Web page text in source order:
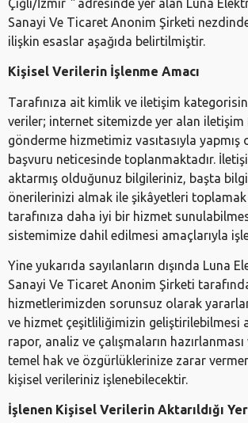
Çiğli/İzmir ”adresinde yer alan Luna
Sanayi Ve Ticaret Anonim Şirketi
ilişkin esaslar aşağıda belirtilmiştir.
Kişisel Verilerin İşlenme Amacı
Tarafınıza ait kimlik ve iletişim
veriler; internet sitemizde yer alan
gönderme hizmetimiz vasıtasıyla yapmış
başvuru neticesinde toplanmaktadır.
aktarmış olduğunuz bilgileriniz, başta
önerilerinizi almak ile şikâyetleri
tarafınıza daha iyi bir hizmet
sistemimize dahil edilmesi amaçlarıyla
Yine yukarıda sayılanların dışında Luna
Sanayi Ve Ticaret Anonim Şirketi
hizmetlerimizden sorunsuz olarak
ve hizmet çeşitliliğimizin geliştirilebilmesi
rapor, analiz ve çalışmaların
temel hak ve özgürlüklerinize zarar
kişisel verileriniz işlenebilecektir.
İşlenen Kişisel Verilerin Aktarıldığı